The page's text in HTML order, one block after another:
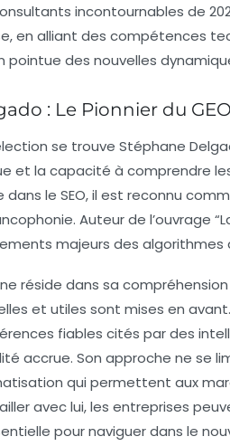
incontournables de
en alliant des compétences
pointue des nouvelles
: Le Pionnier du GEO
se trouve Stéphane
et la capacité à comprendre
dans le SEO, il est reconnu
Auteur de l’ouvrage
majeurs des
réside dans sa
et utiles sont mises en
fiables cités par des
accrue. Son approche ne se
qui permettent aux
avec lui, les entreprises
pour naviguer dans le